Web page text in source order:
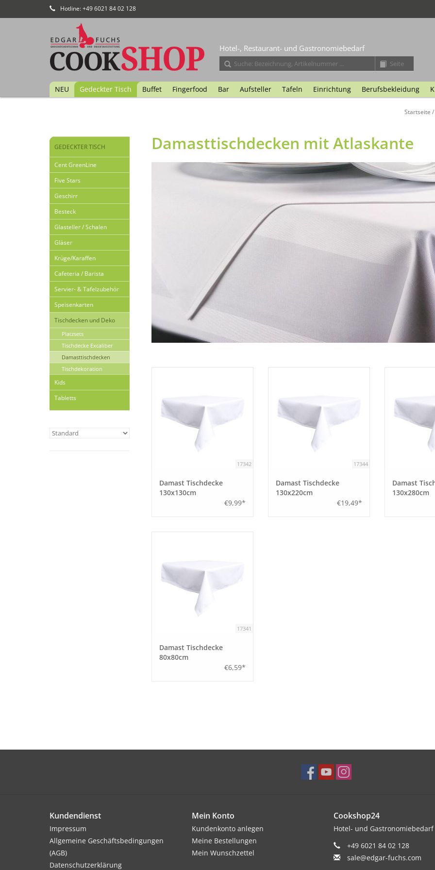
Hotline: +49 6021 84 02 128
Hotel-, Restaurant- und Gastronomiebedarf
NEU Gedeckter Tisch Buffet Fingerfood Bar Aufsteller Tafeln Einrichtung Berufsbekleidung
Startseite /
GEDECKTER TISCH
Cent GreenLine
Five Stars
Geschirr
Besteck
Glasteller / Schalen
Gläser
Krüge/Karaffen
Cafeteria / Barista
Servier- & Tafelzubehör
Speisenkarten
Tischdecken und Deko
Platzsets
Tischdecke Excaliber
Damasttischdecken
Tischdekoration
Kids
Tabletts
Damasttischdecken mit Atlaskante
17342
Damast Tischdecke
130x130cm
€9,99*
17344
Damast Tischdecke
130x220cm
€19,49*
Damast
130x280cm
17341
Damast Tischdecke
80x80cm
€6,59*
Kundendienst
Impressum
Allgemeine Geschäftsbedingungen
(AGB)
Datenschutzerklärung
Mein Konto
Kundenkonto anlegen
Meine Bestellungen
Mein Wunschzettel
Cookshop24
Hotel- und Gastronomiebedarf
+49 6021 84 02 128
sale@edgar-fuchs.com